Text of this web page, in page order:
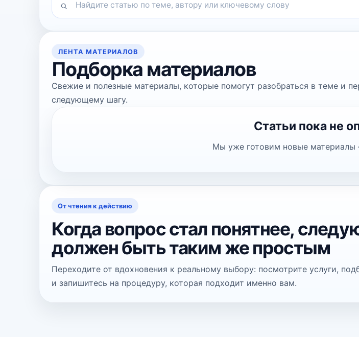
ЛЕНТА МАТЕРИАЛОВ
Подборка материалов
Свежие и полезные материалы, которые помогут разобраться в теме и
следующему шагу.
Статьи пока не
Мы уже готовим новые материалы
От чтения к действию
Когда вопрос стал понятнее,
должен быть таким же простым
Переходите от вдохновения к реальному выбору: посмотрите услуги,
и запишитесь на процедуру, которая подходит именно вам.